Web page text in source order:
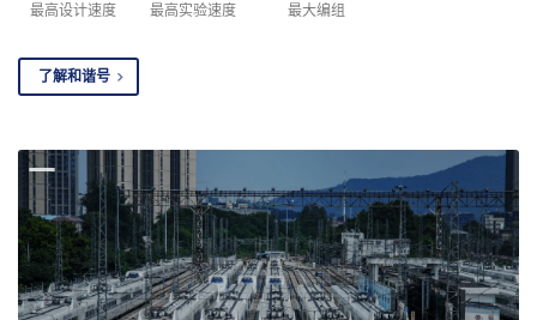
最高设计速度
最高实验速度
最大编组
了解和谐号